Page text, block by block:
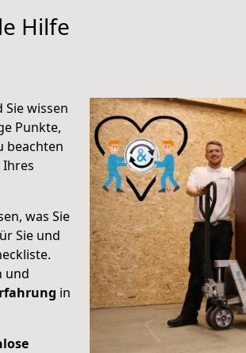
Hilfe
wissen
Punkte,
beachten
was Sie
Sie und
und
in